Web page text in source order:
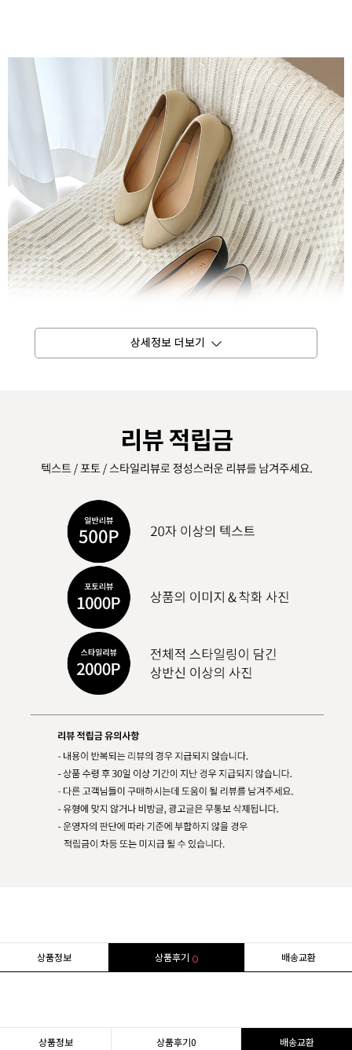
상품정보 상품후기 0 배송교환
상품정보 상품후기0 배송교환